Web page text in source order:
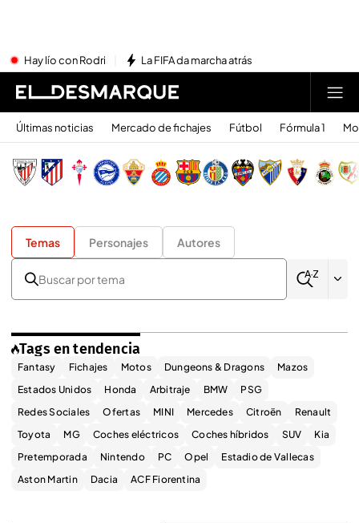
Hay lío con Rodri La FIFA da marcha atrás
Últimas noticias Mercado de fichajes Fútbol Fórmula 1
Temas Personajes Autores
Tags en tendencia
Fantasy Fichajes Motos Dungeons & Dragons
Mazos
Estados Unidos
Honda Arbitraje BMW
PSG
Redes Sociales
Ofertas MINI Mercedes Citroën
Renault
Toyota
MG Coches eléctricos Coches híbridos SUV
Kia
Pretemporada
Nintendo PC Opel
Estadio de Vallecas
Aston Martin
Dacia ACF Fiorentina